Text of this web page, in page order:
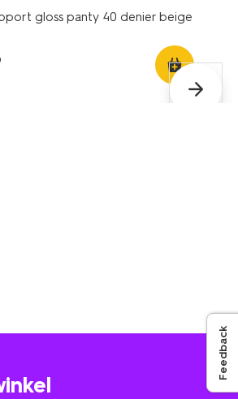
gloss panty 40 denier beige
Feedback